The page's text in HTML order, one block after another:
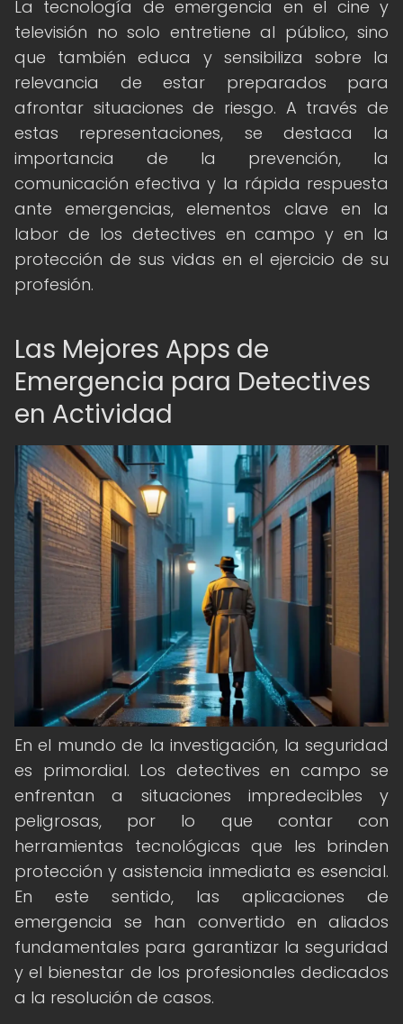
La tecnología de emergencia en el cine y
televisión no solo entretiene al público, sino
que también educa y sensibiliza sobre la
relevancia de estar preparados para
afrontar situaciones de riesgo. A través de
estas representaciones, se destaca la
importancia de la prevención, la
comunicación efectiva y la rápida respuesta
ante emergencias, elementos clave en la
labor de los detectives en campo y en la
protección de sus vidas en el ejercicio de su
profesión.
Las Mejores Apps de
Emergencia para Detectives
en Actividad
En el mundo de la investigación, la seguridad
es primordial. Los detectives en campo se
enfrentan a situaciones impredecibles y
peligrosas, por lo que contar con
herramientas tecnológicas que les brinden
protección y asistencia inmediata es esencial.
En este sentido, las aplicaciones de
emergencia se han convertido en aliados
fundamentales para garantizar la seguridad
y el bienestar de los profesionales dedicados
a la resolución de casos.